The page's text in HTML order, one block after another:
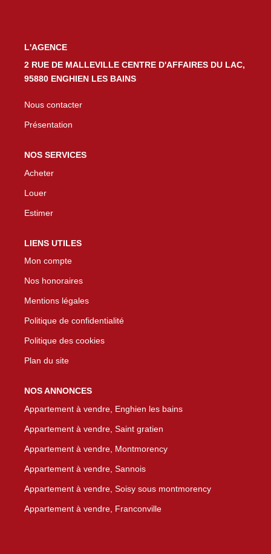
L'AGENCE
2 RUE DE MALLEVILLE CENTRE D'AFFAIRES DU LAC,
95880 ENGHIEN LES BAINS
Nous contacter
Présentation
NOS SERVICES
Acheter
Louer
Estimer
LIENS UTILES
Mon compte
Nos honoraires
Mentions légales
Politique de confidentialité
Politique des cookies
Plan du site
NOS ANNONCES
Appartement à vendre, Enghien les bains
Appartement à vendre, Saint gratien
Appartement à vendre, Montmorency
Appartement à vendre, Sannois
Appartement à vendre, Soisy sous montmorency
Appartement à vendre, Franconville